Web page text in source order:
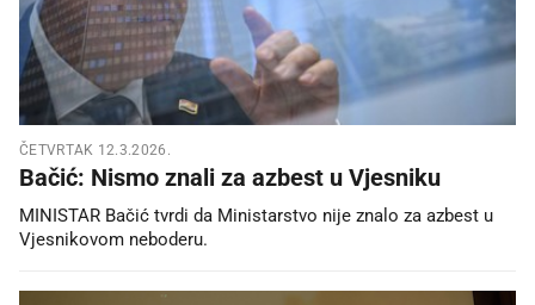
ČETVRTAK 12.3.2026.
Bačić: Nismo znali za azbest u Vjesniku
MINISTAR Bačić tvrdi da Ministarstvo nije znalo za azbest u
Vjesnikovom neboderu.